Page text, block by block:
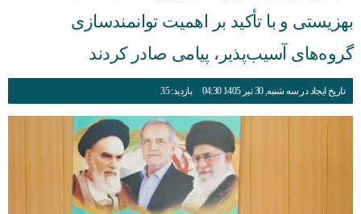
بهزیستی و با تأکید بر اهمیت توانمندسازی
گروه‌های آسیب‌پذیر، پیامی صادر کردند
تاریخ ایجاد در سه شنبه, 30 تیر 1405 04:30 بازدید: 35